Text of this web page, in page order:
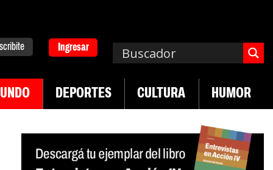
Ingresar
DEPORTES CULTURA HUMOR
| Exportaciones del agro | Crece venta de